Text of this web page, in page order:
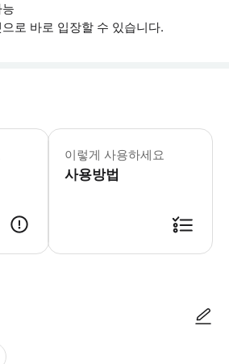
로 바로 입장할 수 있습니다.
▶ 꼭 알아두세요 * 채식주의자나 불내
이렇게 사용하세요
사용방법